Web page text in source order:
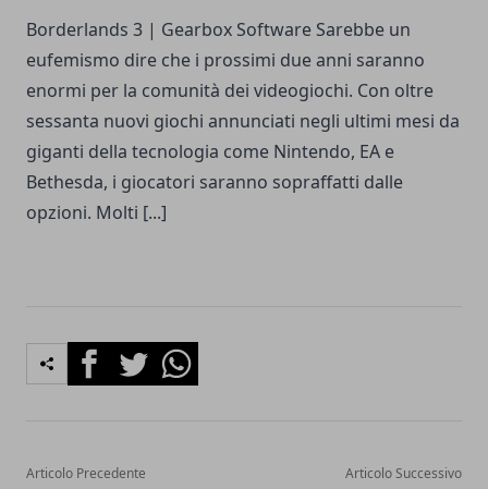
Borderlands 3 | Gearbox Software Sarebbe un
eufemismo dire che i prossimi due anni saranno
enormi per la comunità dei videogiochi. Con oltre
sessanta nuovi giochi annunciati negli ultimi mesi da
giganti della tecnologia come Nintendo, EA e
Bethesda, i giocatori saranno sopraffatti dalle
opzioni. Molti [...]
FacebookTwitterWhatsapp
Articolo Precedente Articolo Successivo